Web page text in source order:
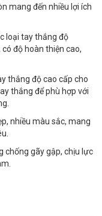
mang đến nhiều lợi ích
loại tay thắng độ
độ hoàn thiện cao,
thắng độ cao cấp cho
thắng để phù hợp với
nhiều màu sắc, mang
chống gãy gập, chịu lực